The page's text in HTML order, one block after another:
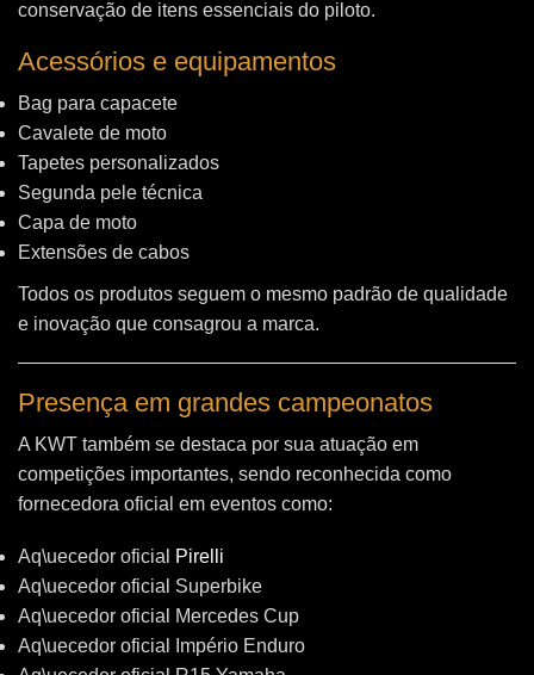
conservação de itens essenciais do piloto.
Acessórios e equipamentos
Bag para capacete
Cavalete de moto
Tapetes personalizados
Segunda pele técnica
Capa de moto
Extensões de cabos
Todos os produtos seguem o mesmo padrão de qualidade
e inovação que consagrou a marca.
Presença em grandes campeonatos
A KWT também se destaca por sua atuação em
competições importantes, sendo reconhecida como
fornecedora oficial em eventos como:
Aq\uecedor oficial
Pirelli
Aq\uecedor oficial Superbike
Aq\uecedor oficial Mercedes Cup
Aq\uecedor oficial Império Enduro